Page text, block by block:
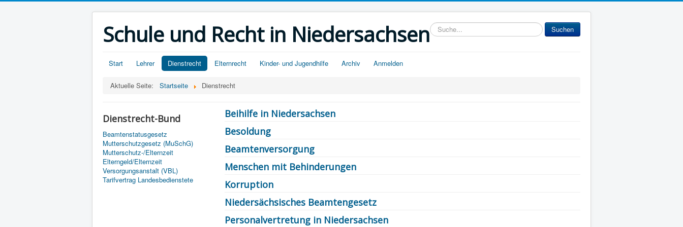
Schule und Recht in NiedersachsenSucheingabe Suchen
Start Lehrer Dienstrecht Elternrecht Kinder- und Jugendhilfe Archiv Anmelden
Aktuelle Seite: Startseite Dienstrecht
Dienstrecht-Bund
Beamtenstatusgesetz
Mutterschutzgesetz (MuSchG)
Mutterschutz-/Elternzeit
Elterngeld/Elternzeit
Versorgungsanstalt (VBL)
Tarifvertrag Landesbedienstete
Beihilfe in Niedersachsen
Besoldung
Beamtenversorgung
Menschen mit Behinderungen
Korruption
Niedersächsisches Beamtengesetz
Personalvertretung in Niedersachsen